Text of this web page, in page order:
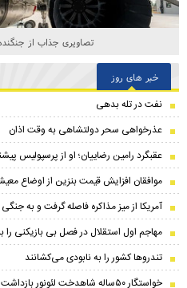
تصاویری جذاب از
خبر های روز
نفت در تله بدهی
عذرخواهی سحر دولتشاهی به وقت اذان
عقبگرد رامین رضاییان؛ او از پرسپولیس
موافقان افزایش قیمت بنزین از اوضاع
آمریکا از میز مذاکره فاصله گرفت و به
مهاجم اول استقلال در فصل بی بازیکنی را
تندرو‌ها کشور را به نابودی می‌کشانند
خواستگار ۵۰ساله شاهدخت لئونور بازداشت شد